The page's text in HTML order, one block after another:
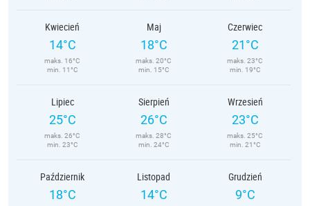
Kwiecień
14°C
maks. 16°C
min. 11°C
Maj
18°C
maks. 20°C
min. 15°C
Czerwiec
21°C
maks. 23°C
min. 19°C
Lipiec
25°C
maks. 26°C
min. 23°C
Sierpień
26°C
maks. 28°C
min. 24°C
Wrzesień
23°C
maks. 25°C
min. 21°C
Październik
18°C
Listopad
14°C
Grudzień
9°C